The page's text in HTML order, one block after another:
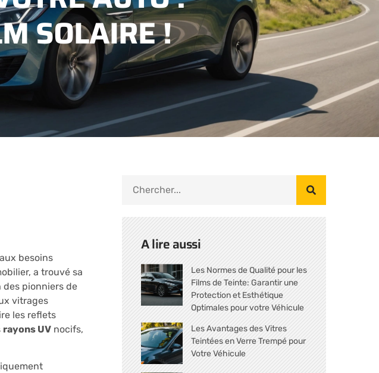
SOLAIRE !
besoins
a trouvé sa
des pionniers de
vitrages
les reflets
rayons UV nocifs,
A lire aussi
Les Normes de Qualité pour les
Films de Teinte: Garantir une
Protection et Esthétique
Optimales pour votre Véhicule
Les Avantages des Vitres
Teintées en Verre Trempé pour
Votre Véhicule